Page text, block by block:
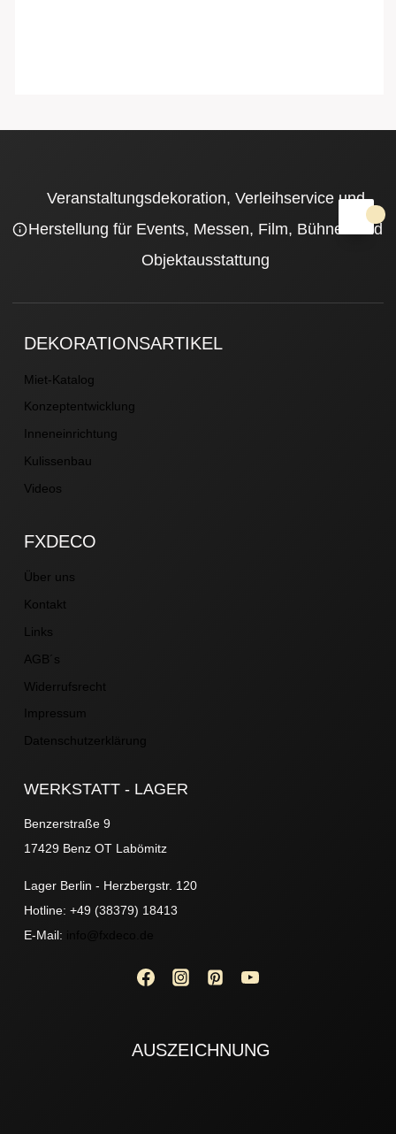
Veranstaltungsdekoration, Verleihservice und
Herstellung für Events, Messen, Film, Bühnen und
Objektausstattung
DEKORATIONSARTIKEL
Miet-Katalog
Konzeptentwicklung
Inneneinrichtung
Kulissenbau
Videos
FXDECO
Über uns
Kontakt
Links
AGB´s
Widerrufsrecht
Impressum
Datenschutzerklärung
WERKSTATT - LAGER
Benzerstraße 9
17429 Benz OT Labömitz
Lager Berlin - Herzbergstr. 120
Hotline: +49 (38379) 18413
E-Mail:
AUSZEICHNUNG